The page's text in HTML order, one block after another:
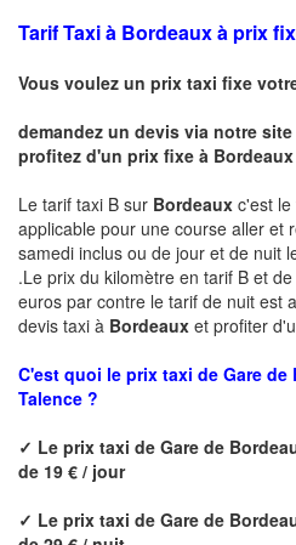
Tarif Taxi à Bordeaux à prix
Vous voulez un prix taxi fixe
demandez un devis via notre
profitez d'un prix fixe à Bordeaux
Le tarif taxi B sur Bordeaux c'est
applicable pour une course aller et
samedi inclus ou de jour et de nuit
.Le prix du kilomètre en tarif B et
euros par contre le tarif de nuit est
devis taxi à Bordeaux et profiter
C'est quoi le prix taxi de Gare de
Talence ?
✓ Le prix taxi de Gare de
de 19 € / jour
✓ Le prix taxi de Gare de